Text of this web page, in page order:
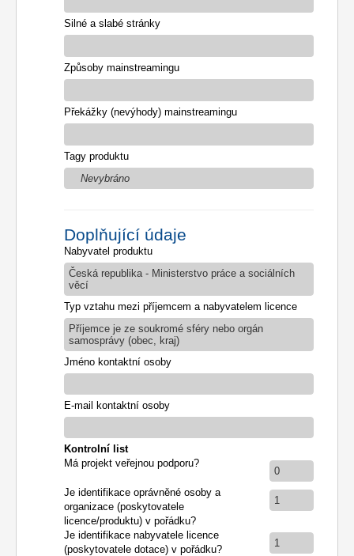
Silné a slabé stránky
Způsoby mainstreamingu
Překážky (nevýhody) mainstreamingu
Tagy produktu
Nevybráno
Doplňující údaje
Nabyvatel produktu
Česká republika - Ministerstvo práce a sociálních
věcí
Typ vztahu mezi příjemcem a nabyvatelem licence
Příjemce je ze soukromé sféry nebo orgán
samosprávy (obec, kraj)
Jméno kontaktní osoby
E-mail kontaktní osoby
Kontrolní list
Má projekt veřejnou podporu?
0
Je identifikace oprávněné osoby a
organizace (poskytovatele
licence/produktu) v pořádku?
1
Je identifikace nabyvatele licence
(poskytovatele dotace) v pořádku?
1